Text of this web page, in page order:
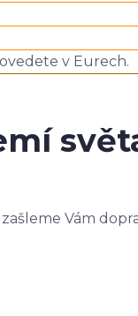
v Eurech.
Vám